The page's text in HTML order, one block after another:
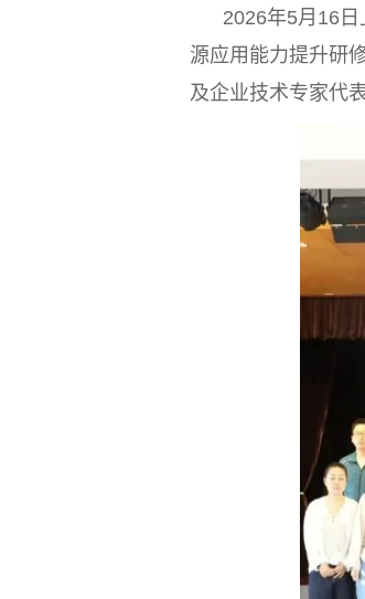
2026年5月16日
源应用能力提升研
及企业技术专家代